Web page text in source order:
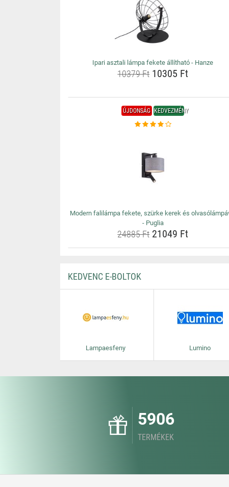
Ipari asztali lámpa fekete állítható - Hanze
10379 Ft10305 Ft
ÚJDONSÁG KEDVEZMÉNY
Modern falilámpa fekete, szürke kerek és
- Puglia
24885 Ft21049 Ft
KEDVENC E-BOLTOK
Lampaesfeny Lumino
5906
TERMÉKEK